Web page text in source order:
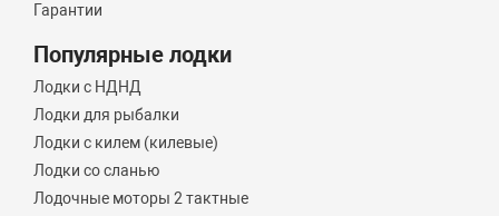
Гарантии
Популярные лодки
Лодки с НДНД
Лодки для рыбалки
Лодки с килем (килевые)
Лодки со сланью
Лодочные моторы 2 тактные